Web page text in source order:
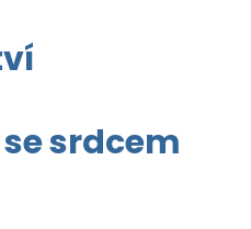
srdcem